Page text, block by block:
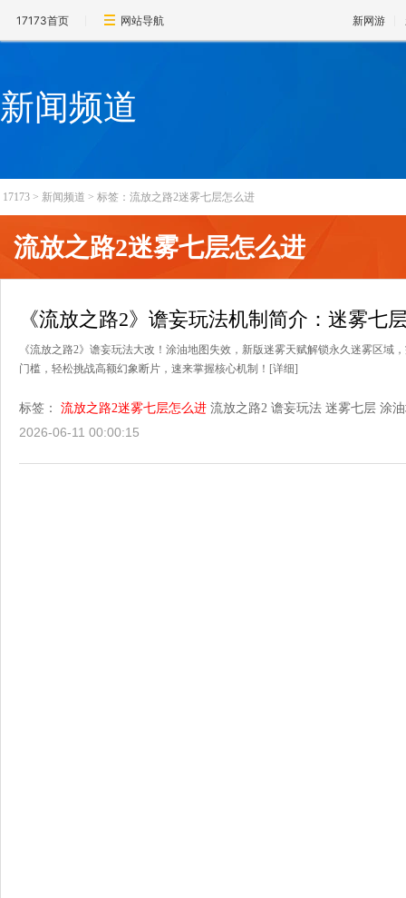
17173首页 网站导航 新网游
新闻频道
17173 > 新闻频道 > 标签：流放之路2迷雾七层怎么进
流放之路2迷雾七层怎么进
《流放之路2》谵妄玩法机制简介：迷雾七
《流放之路2》谵妄玩法大改！涂油地图失效，新版迷雾天赋解锁永久迷雾区域
门槛，轻松挑战高额幻象断片，速来掌握核心机制！ [详细]
标签： 流放之路2迷雾七层怎么进 流放之路2 谵妄玩法 迷雾七层 涂
2026-06-11 00:00:15